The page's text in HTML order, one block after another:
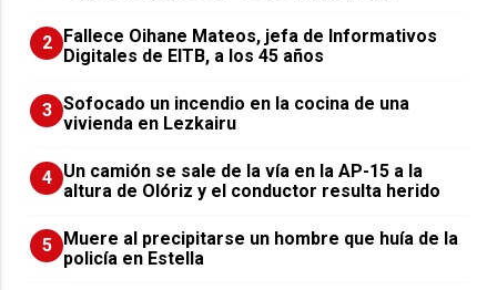
2 Fallece Oihane Mateos, jefa de Informativos
Digitales de EITB, a los 45 años
3 Sofocado un incendio en la cocina de una
vivienda en Lezkairu
4 Un camión se sale de la vía en la AP-15 a la
altura de Olóriz y el conductor resulta herido
5 Muere al precipitarse un hombre que huía de la
policía en Estella